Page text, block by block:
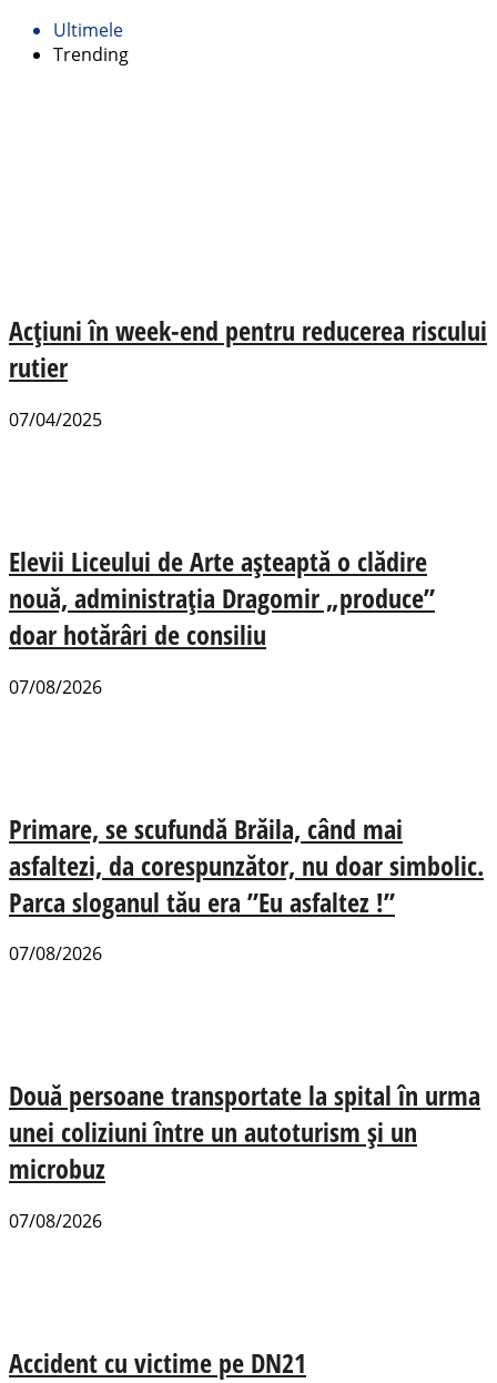
Ultimele
Trending
Acțiuni în week-end pentru reducerea riscului
rutier
07/04/2025
Elevii Liceului de Arte așteaptă o clădire
nouă, administrația Dragomir „produce”
doar hotărâri de consiliu
07/08/2026
Primare, se scufundă Brăila, când mai
asfaltezi, da corespunzător, nu doar simbolic.
Parca sloganul tău era ”Eu asfaltez !”
07/08/2026
Două persoane transportate la spital în urma
unei coliziuni între un autoturism și un
microbuz
07/08/2026
Accident cu victime pe DN21